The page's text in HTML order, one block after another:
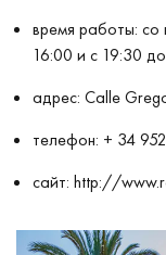
время работы: со
16:00 и с 19:30
адрес: Calle
телефон: + 34
сайт: http://